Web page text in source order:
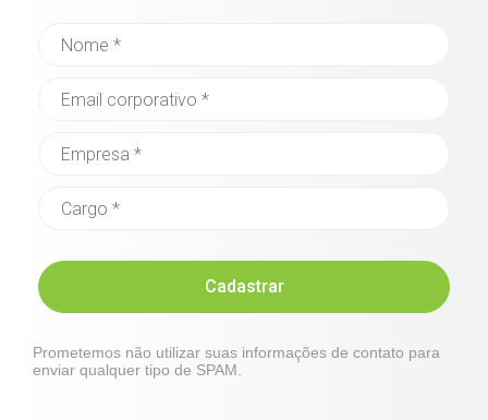
Cadastrar
Prometemos não utilizar suas informações de contato para
enviar qualquer tipo de SPAM.